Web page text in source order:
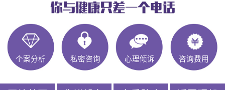
个案分析 私密咨询 心理倾诉 咨询费用